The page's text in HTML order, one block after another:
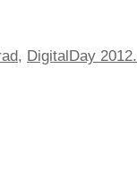
, DigitalDay 2012.